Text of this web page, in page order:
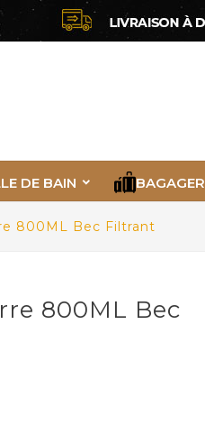
DE BAIN
800ML Bec Filtrant
800ML Bec